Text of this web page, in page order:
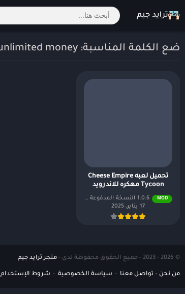
ضع الكلمة المناسبة: cheese empire tycoon mod apk unlimited money
تحميل لعبه Cheese Empire
Tycoon مهكره للاندرويد
MOD
1.0.6 النسخة المدفوعة مجاناً
17 يناير، 2025
© 2026 - 2023 - جميع الحقوق محفوظة لدى - متجر ترايد جيم
من نحن – تواصل معنا سياسة الخصوصية شروط الإستخدام